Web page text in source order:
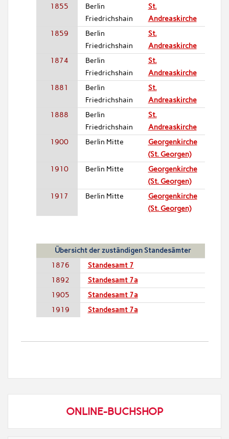
1855
Berlin
Friedrichshain
St.
Andreaskirche
1859
Berlin
Friedrichshain
St.
Andreaskirche
1874
Berlin
Friedrichshain
St.
Andreaskirche
1881
Berlin
Friedrichshain
St.
Andreaskirche
1888
Berlin
Friedrichshain
St.
Andreaskirche
1900
Berlin Mitte
Georgenkirche
(St. Georgen)
1910
Berlin Mitte
Georgenkirche
(St. Georgen)
1917
Berlin Mitte
Georgenkirche
(St. Georgen)
Übersicht der zuständigen Standesämter
1876
Standesamt 7
1892
Standesamt 7a
1905
Standesamt 7a
1919
Standesamt 7a
ONLINE-BUCHSHOP